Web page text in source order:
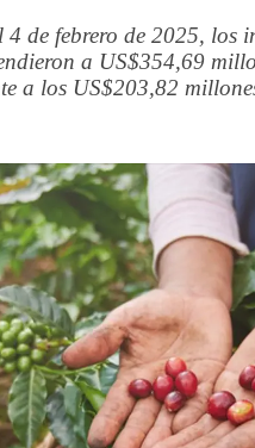
4 de febrero de 2025, los
a US$354,69
a los US$203,82